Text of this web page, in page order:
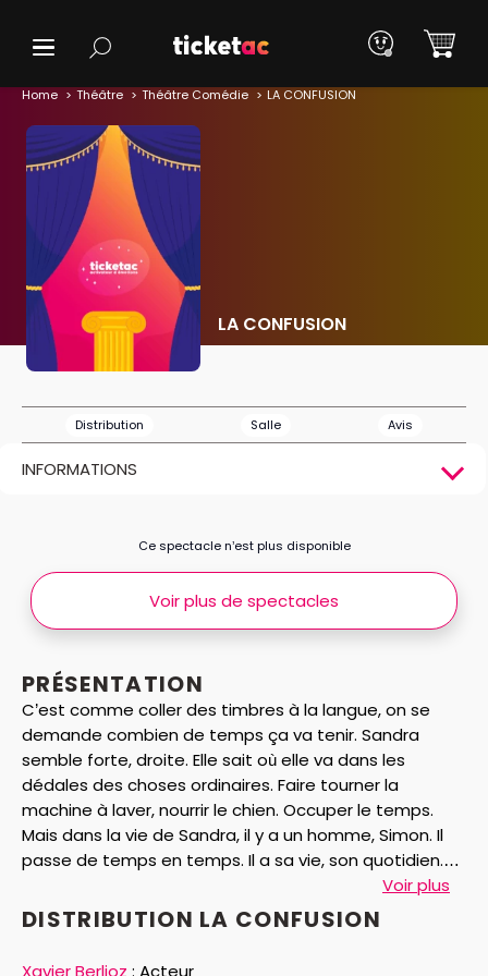
Home Théâtre Théâtre Comédie LA CONFUSION
LA CONFUSION
Distribution Salle Avis
INFORMATIONS
PRÉSENTATION
C’est comme coller des timbres à la langue, on se
demande combien de temps ça va tenir. Sandra
semble forte, droite. Elle sait où elle va dans les
dédales des choses ordinaires. Faire tourner la
machine à laver, nourrir le chien. Occuper le temps.
Mais dans la vie de Sandra, il y a un homme, Simon. Il
passe de temps en temps. Il a sa vie, son quotidien.
Ailleurs. Ces deux-là sont comme frère et soeur, ils ont
grandi ensemble. Ils n’ont ni le même père ni la même
comme sacrés d’une fratrie définitive. Et l’amour,
Voir plus
Ce spectacle n’est plus disponible
Voir plus de spectacles
DISTRIBUTION LA CONFUSION
Xavier Berlioz : Acteur